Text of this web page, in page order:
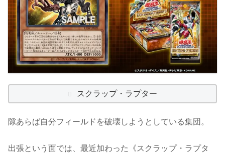
スクラップ・ラプター
隙あらば自分フィールドを破壊しようとしている集団。
出張という面では、最近加わった《スクラップ・ラプタ